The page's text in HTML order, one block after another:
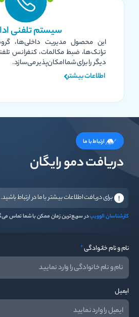
سیستم تلفنی
این محصول مدیریت داخلی‌ها،
ترانک‌ها، ضبط مکالمات، کنفرانس
دیگر را برای شما امکان‌پذیر می‌سازد.
اطلاعات بیشتر
ارتباط با ما
دریافت دمو رایگان
برای دریافت اطلاعات بیشتر با ما در ارتباط باشید.
کارشناسان الوویپدر سریع‌ترین زمان ممکن با شما تماس
نام و نام خانوادگی*
ایمیل